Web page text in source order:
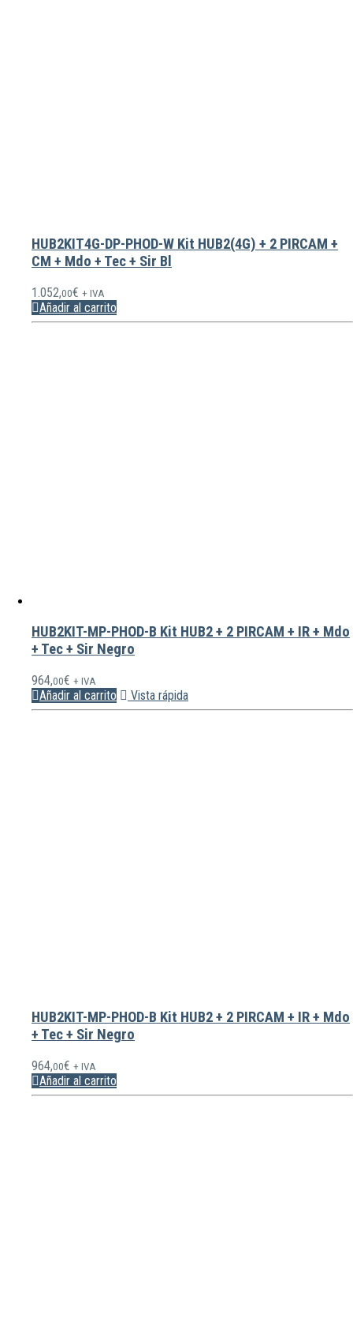
HUB2KIT4G-DP-PHOD-W Kit HUB2(4G) + 2 PIRCAM +
CM + Mdo + Tec + Sir Bl
1.052,00€ + IVA
Añadir al carrito
HUB2KIT-MP-PHOD-B Kit HUB2 + 2 PIRCAM + IR + Mdo
+ Tec + Sir Negro
964,00€ + IVA
Añadir al carrito Vista rápida
HUB2KIT-MP-PHOD-B Kit HUB2 + 2 PIRCAM + IR + Mdo
+ Tec + Sir Negro
964,00€ + IVA
Añadir al carrito